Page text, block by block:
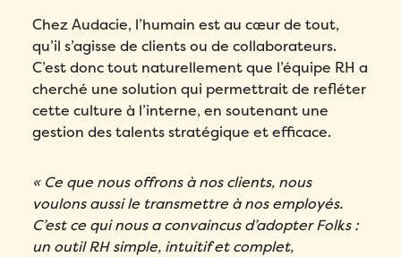
Chez Audacie, l’humain est au cœur de tout,
qu’il s’agisse de clients ou de collaborateurs.
C’est donc tout naturellement que l’équipe RH a
cherché une solution qui permettrait de refléter
cette culture à l’interne, en soutenant une
gestion des talents stratégique et efficace.
« Ce que nous offrons à nos clients, nous
voulons aussi le transmettre à nos employés.
C’est ce qui nous a convaincus d’adopter Folks :
un outil RH simple, intuitif et complet,